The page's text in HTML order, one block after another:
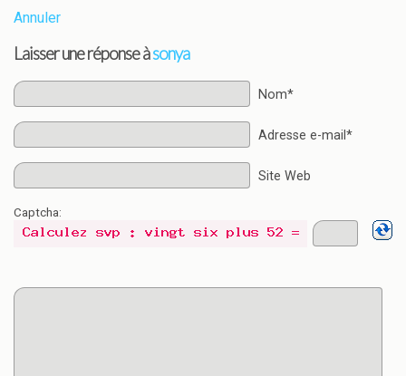
Annuler
Laisser une réponse àsonya
Nom*
Adresse e-mail*
Site Web
Captcha: